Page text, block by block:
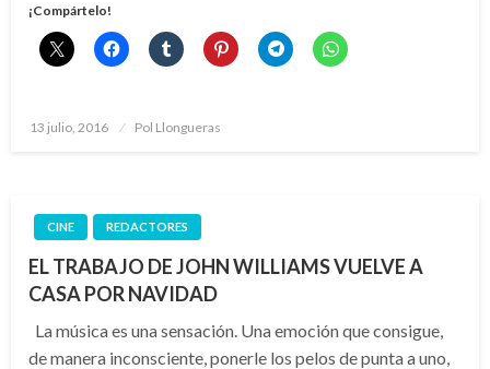
¡Compártelo!
Publicado
13 julio, 2016 Pol Llongueras
CINE REDACTORES
EL TRABAJO DE JOHN WILLIAMS VUELVE A
CASA POR NAVIDAD
La música es una sensación. Una emoción que consigue,
de manera inconsciente, ponerle los pelos de punta a uno,